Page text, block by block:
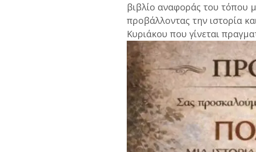
βιβλίο αναφοράς του τόπου
προβάλλοντας την ιστορία
Κυριάκου που γίνεται